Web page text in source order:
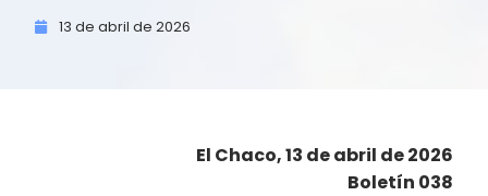
13 de abril de 2026
El Chaco, 13 de abril de 2026
Boletín 038